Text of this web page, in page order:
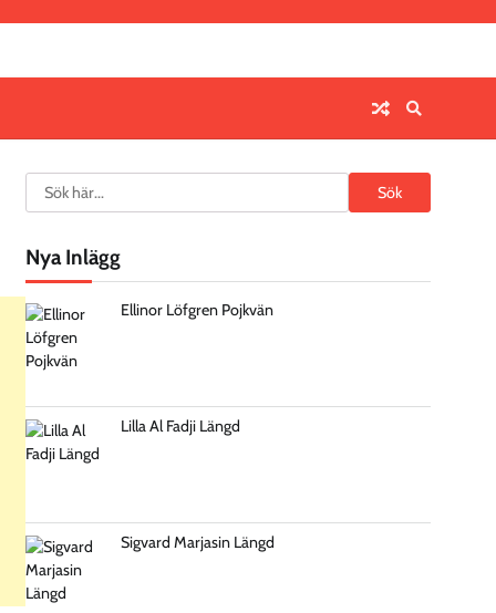
Search Sök
Nya Inlägg
Ellinor Löfgren Pojkvän
Lilla Al Fadji Längd
Sigvard Marjasin Längd